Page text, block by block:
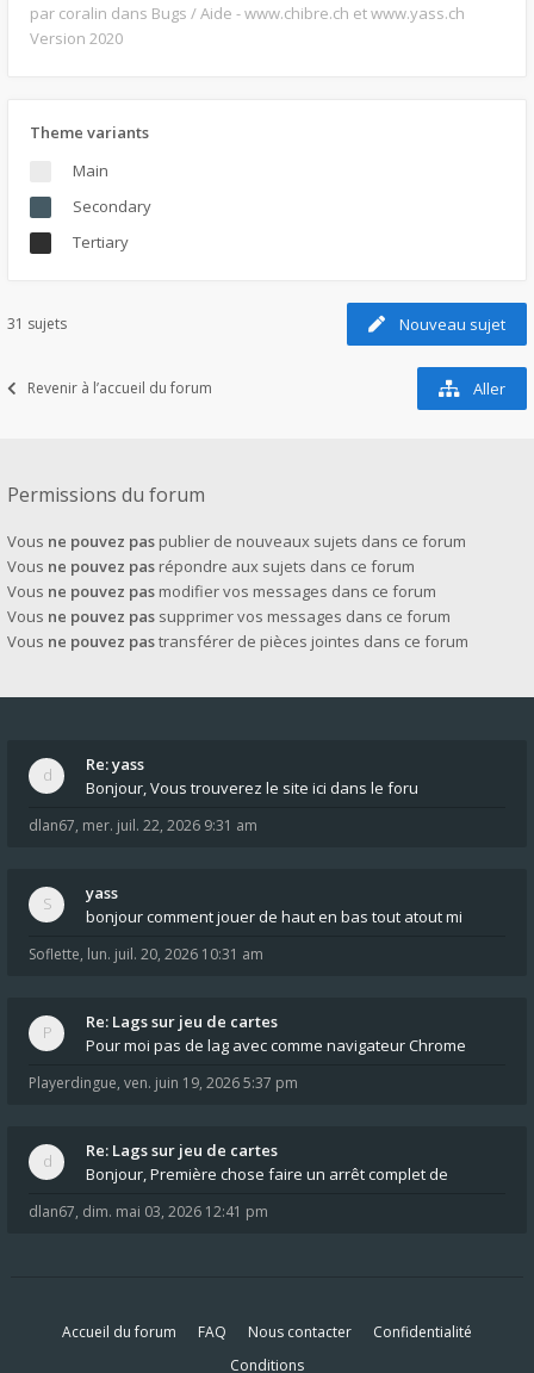
par coralin dans Bugs / Aide - www.chibre.ch et www.yass.ch
Version 2020
Theme variants
Main
Secondary
Tertiary
Nouveau sujet
31 sujets
Revenir à l’accueil du forum Aller
Permissions du forum
Vous ne pouvez pas publier de nouveaux sujets dans ce forum
Vous ne pouvez pas répondre aux sujets dans ce forum
Vous ne pouvez pas modifier vos messages dans ce forum
Vous ne pouvez pas supprimer vos messages dans ce forum
Vous ne pouvez pastransférer de pièces jointes dans ce forum
Re: yass
Bonjour, Vous trouverez le site ici dans le foru
dlan67, mer. juil. 22, 2026 9:31 am
yass
bonjour comment jouer de haut en bas tout atout mi
Soflette, lun. juil. 20, 2026 10:31 am
Re: Lags sur jeu de cartes
Pour moi pas de lag avec comme navigateur Chrome
Playerdingue, ven. juin 19, 2026 5:37 pm
Re: Lags sur jeu de cartes
Bonjour, Première chose faire un arrêt complet de
dlan67, dim. mai 03, 2026 12:41 pm
Accueil du forum FAQ Nous contacter
Confidentialité
Conditions